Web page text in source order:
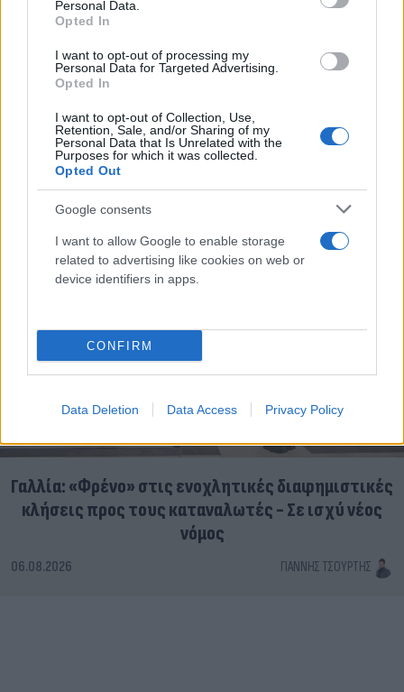
Personal Data.
Opted In
I want to opt-out of processing my
Personal Data for Targeted Advertising.
Opted In
I want to opt-out of Collection, Use,
Retention, Sale, and/or Sharing of my
Personal Data that Is Unrelated with the
Purposes for which it was collected.
Opted Out
Google consents
I want to allow Google to enable storage
related to advertising like cookies on web or
device identifiers in apps.
CONFIRM
Data Deletion Data Access Privacy Policy
06.08.2026
Γαλλία: «Φρένο» στις ενοχλητικές διαφημιστικές
κλήσεις προς τους καταναλωτές - Σε ισχύ νέος
νόμος
06.08.2026 ΓΙΆΝΝΗΣ ΤΣΟΎΡΤΗΣ